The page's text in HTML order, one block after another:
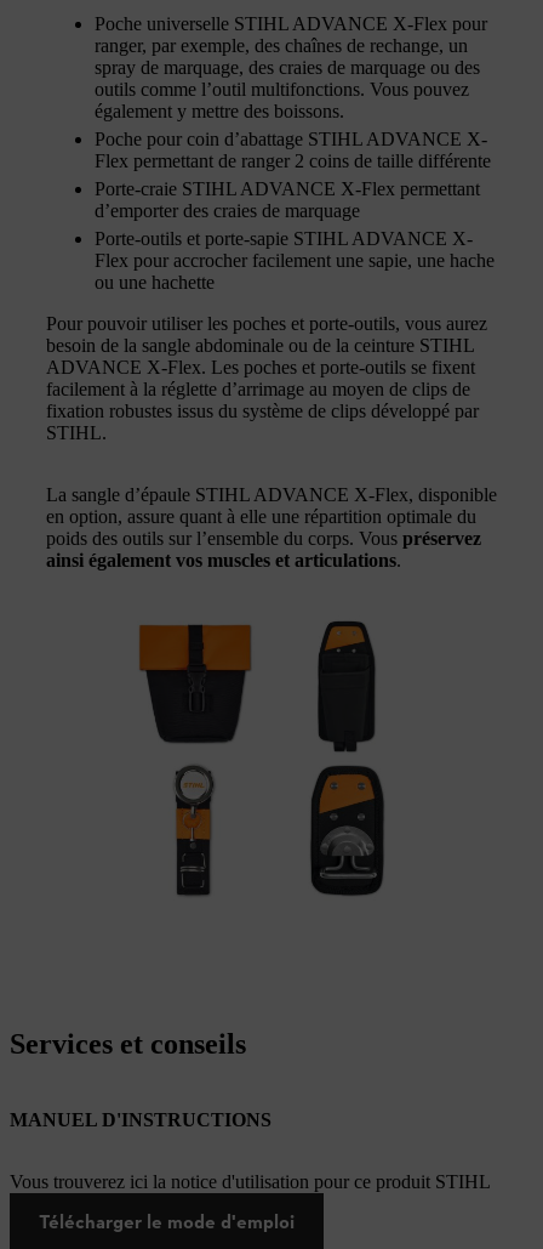
Poche universelle STIHL ADVANCE X-Flex pour
ranger, par exemple, des chaînes de rechange, un
spray de marquage, des craies de marquage ou des
outils comme l’outil multifonctions. Vous pouvez
également y mettre des boissons.
Poche pour coin d’abattage STIHL ADVANCE X-
Flex permettant de ranger 2 coins de taille différente
Porte-craie STIHL ADVANCE X-Flex permettant
d’emporter des craies de marquage
Porte-outils et porte-sapie STIHL ADVANCE X-
Flex pour accrocher facilement une sapie, une hache
ou une hachette
Pour pouvoir utiliser les poches et porte-outils, vous aurez
besoin de la sangle abdominale ou de la ceinture STIHL
ADVANCE X-Flex. Les poches et porte-outils se fixent
facilement à la réglette d’arrimage au moyen de clips de
fixation robustes issus du système de clips développé par
STIHL.
La sangle d’épaule STIHL ADVANCE X-Flex, disponible
en option, assure quant à elle une répartition optimale du
poids des outils sur l’ensemble du corps. Vous préservez
ainsi également vos muscles et articulations.
Services et conseils
MANUEL D'INSTRUCTIONS
Vous trouverez ici la notice d'utilisation pour ce produit STIHL
Télécharger le mode d'emploi